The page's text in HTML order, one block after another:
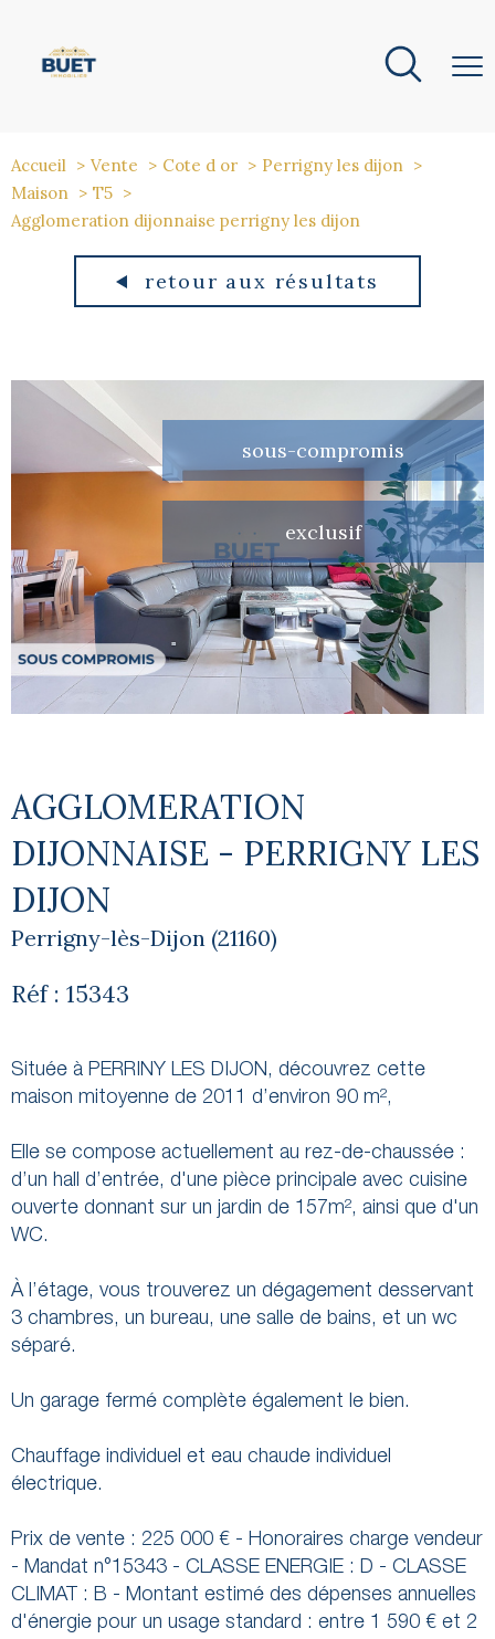
Accueil Vente Cote d or
Perrigny les dijon
Maison
T5
Agglomeration dijonnaise perrigny les dijon
retour aux résultats
sous-compromis
exclusif
AGGLOMERATION
DIJONNAISE - PERRIGNY LES
DIJON
Perrigny-lès-Dijon (21160)
Réf : 15343
Située à PERRINY LES DIJON, découvrez cette
maison mitoyenne de 2011 d’environ 90 m²,
Elle se compose actuellement au rez-de-chaussée :
d’un hall d’entrée, d'une pièce principale avec cuisine
ouverte donnant sur un jardin de 157m², ainsi que d'un
WC.
À l’étage, vous trouverez un dégagement desservant
3 chambres, un bureau, une salle de bains, et un wc
séparé.
Un garage fermé complète également le bien.
Chauffage individuel et eau chaude individuel
électrique.
Prix de vente : 225 000 € - Honoraires charge vendeur
- Mandat n°15343 - CLASSE ENERGIE : D - CLASSE
CLIMAT : B - Montant estimé des dépenses annuelles
d'énergie pour un usage standard : entre 1 590 € et 2